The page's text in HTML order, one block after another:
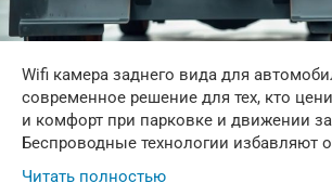
Wifi камера заднего вида для
современное решение для тех, кто
и комфорт при парковке и движении
Беспроводные технологии избавляют
Читать полностью